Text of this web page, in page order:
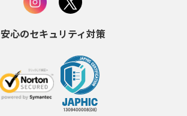
安心のセキュリティ対策